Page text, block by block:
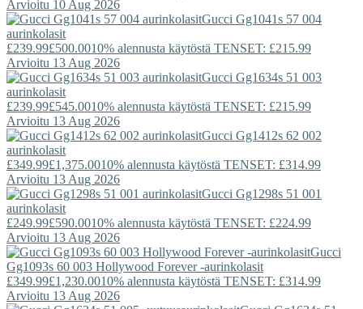
Arvioitu 10 Aug 2026
Gucci Gg1041s 57 004
aurinkolasit
£239.99£500.0010% alennusta käytöstä TENSET: £215.99
Arvioitu 13 Aug 2026
Gucci Gg1634s 51 003
aurinkolasit
£239.99£545.0010% alennusta käytöstä TENSET: £215.99
Arvioitu 13 Aug 2026
Gucci Gg1412s 62 002
aurinkolasit
£349.99£1,375.0010% alennusta käytöstä TENSET: £314.99
Arvioitu 13 Aug 2026
Gucci Gg1298s 51 001
aurinkolasit
£249.99£590.0010% alennusta käytöstä TENSET: £224.99
Arvioitu 13 Aug 2026
Gucci
Gg1093s 60 003 Hollywood Forever -aurinkolasit
£349.99£1,230.0010% alennusta käytöstä TENSET: £314.99
Arvioitu 13 Aug 2026